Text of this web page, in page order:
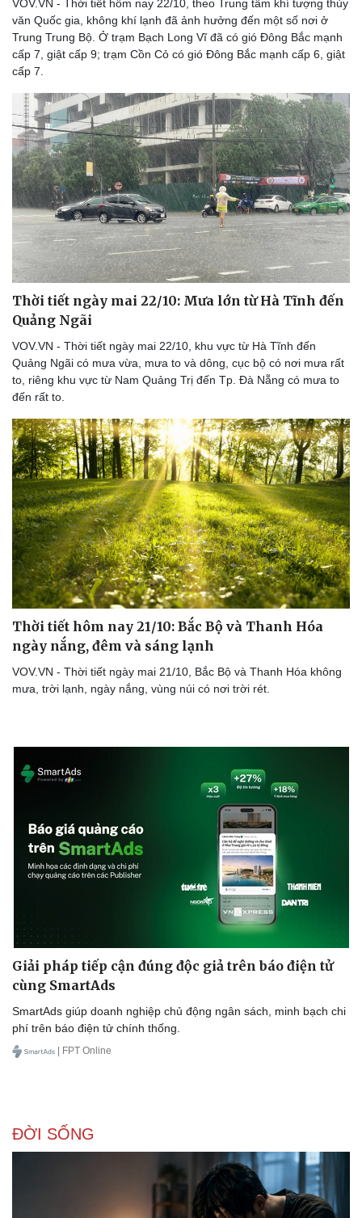
Doanh nghiệp
Thông tin doanh nghiệp
Doanh nghiệp 24h
Doanh nhân
Vì cộng đồng
Sành điệu
Tin Công nghệ
Trải nghiệm
Chuyển đổi số
Đời sống
VOV.VN - Thời tiết hôm nay 22/10, theo Trung tâm khí tượng thủy
văn Quốc gia, không khí lạnh đã ảnh hưởng đến một số nơi ở
Trung Trung Bộ. Ở trạm Bạch Long Vĩ đã có gió Đông Bắc mạnh
cấp 7, giật cấp 9; trạm Cồn Cỏ có gió Đông Bắc mạnh cấp 6, giật
cấp 7.
Thời tiết ngày mai 22/10: Mưa lớn từ Hà Tĩnh đến
Quảng Ngãi
VOV.VN - Thời tiết ngày mai 22/10, khu vực từ Hà Tĩnh đến
Quảng Ngãi có mưa vừa, mưa to và dông, cục bộ có nơi mưa rất
to, riêng khu vực từ Nam Quảng Trị đến Tp. Đà Nẵng có mưa to
đến rất to.
Thời tiết hôm nay 21/10: Bắc Bộ và Thanh Hóa
ngày nắng, đêm và sáng lạnh
VOV.VN - Thời tiết ngày mai 21/10, Bắc Bộ và Thanh Hóa không
mưa, trời lạnh, ngày nắng, vùng núi có nơi trời rét.
Giải pháp tiếp cận đúng độc giả trên báo điện tử
cùng SmartAds
SmartAds giúp doanh nghiệp chủ động ngân sách, minh bạch chi
phí trên báo điện tử chính thống.
| FPT Online
ĐỜI SỐNG